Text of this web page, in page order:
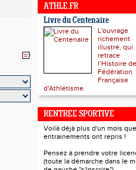
ATHLE.FR
Livre du Centenaire
L'ouvrage
richement
illustré, qui
retrace
l’Histoire
Fédération
Française
d'Athlétisme.
RENTREE SPORTIVE
Voilà déjà plus d'un mois
entrainements ont repris !
Pensez à prendre votre
(toute la démarche dans le